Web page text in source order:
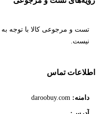
تست و مرجوعی کالا با توجه به
نیست.
اطلاعات تماس
دامنه: daroobuy.com